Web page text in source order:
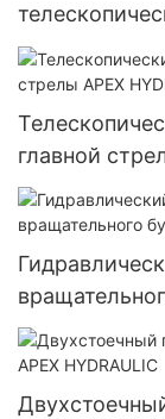
свалки
главной